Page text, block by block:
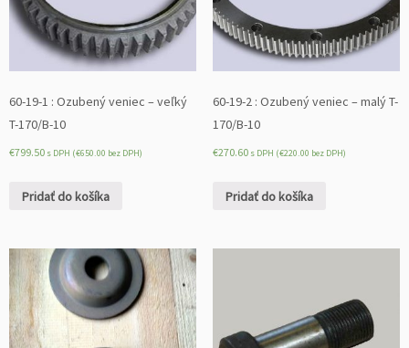
60-19-1 : Ozubený veniec – veľký
T-170/B-10
€799.50 s DPH (€650.00 bez DPH)
Pridať do košíka
60-19-2 : Ozubený veniec – malý T-
170/B-10
€270.60 s DPH (€220.00 bez DPH)
Pridať do košíka